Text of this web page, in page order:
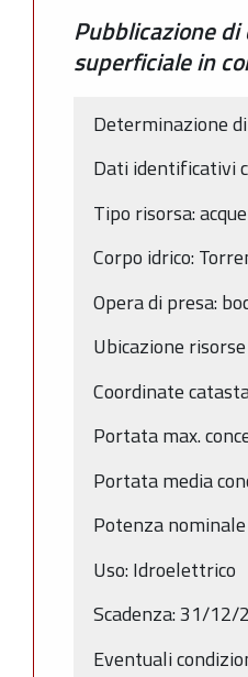
Pubblicazione
superficiale in
Determinazione
Dati identificativi
Tipo risorsa:
Corpo idrico:
Opera di presa:
Ubicazione
Coordinate
Portata max.
Portata media
Potenza
Uso: Idroelettrico
Scadenza: 31/12/
Eventuali